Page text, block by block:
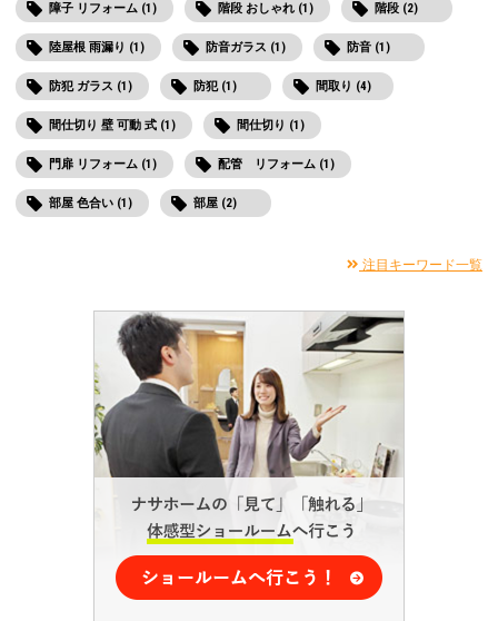
障子 リフォーム (1) 階段 おしゃれ (1) 階段 (2)
陸屋根 雨漏り (1) 防音ガラス (1) 防音 (1)
防犯 ガラス (1) 防犯 (1) 間取り (4)
間仕切り 壁 可動 式 (1) 間仕切り (1)
門扉 リフォーム (1) 配管 リフォーム (1)
部屋 色合い (1) 部屋 (2)
注目キーワード一覧